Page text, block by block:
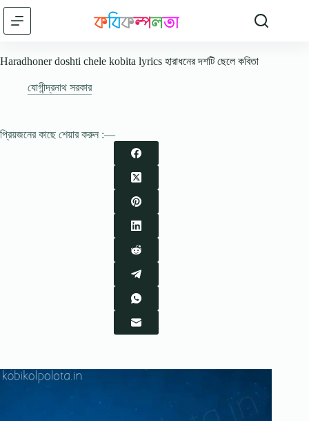
Skip
content
Haradhoner doshti chele kobita lyrics হারাধনের দশটি ছেলে কবিতা
যোগীন্দ্রনাথ সরকার
প্রিয়জনের কাছে শেয়ার করুন :—